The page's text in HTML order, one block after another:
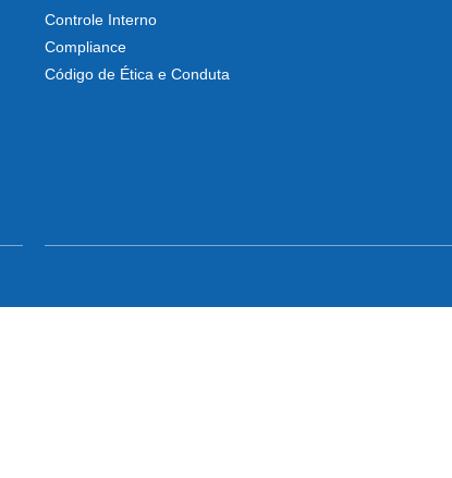
Controle Interno
Compliance
Código de Ética e Conduta